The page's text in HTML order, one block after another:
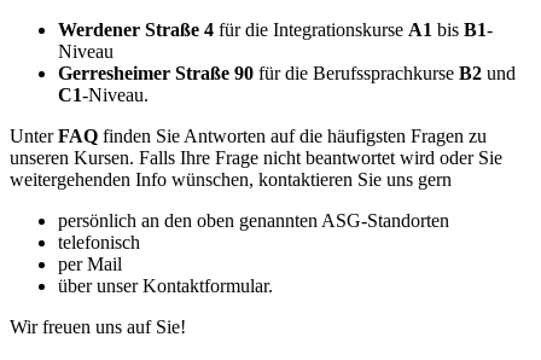
Werdener Straße 4 für die Integrationskurse A1 bis B1-
Niveau
Gerresheimer Straße 90 für die Berufssprachkurse B2 und
C1-Niveau.
UnterFAQ finden Sie Antworten auf die häufigsten Fragen zu
unseren Kursen. Falls Ihre Frage nicht beantwortet wird oder Sie
weitergehenden Info wünschen, kontaktieren Sie uns gern
persönlich an den oben genannten ASG-Standorten
telefonisch
per Mail
über unser Kontaktformular.
Wir freuen uns auf Sie!